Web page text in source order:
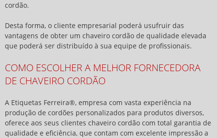
cordão.
Desta forma, o cliente empresarial poderá usufruir das
vantagens de obter um chaveiro cordão de qualidade elevada
que poderá ser distribuído à sua equipe de profissionais.
COMO ESCOLHER A MELHOR FORNECEDORA
DE CHAVEIRO CORDÃO
A Etiquetas Ferreira®, empresa com vasta experiência na
produção de cordões personalizados para produtos diversos,
oferece aos seus clientes chaveiro cordão com total garantia de
qualidade e eficiência, que contam com excelente impressão a